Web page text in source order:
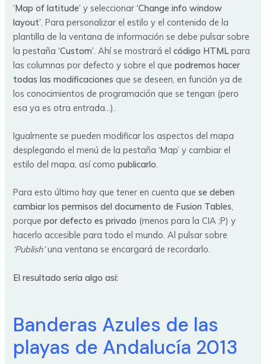
‘Map of latitude’ y seleccionar‘Change info window
layout’ . Para personalizar el estilo y el contenido de la
plantilla de la ventana de información se debe pulsar sobre
la pestaña‘Custom’ . Ahí se mostrará elcódigo HTML para
las columnas por defecto y sobre el que podremos hacer
todas las modificaciones que se deseen, en función ya de
los conocimientos de programación que se tengan (pero
esa ya es otra entrada…).
Igualmente se pueden modificar los aspectos del mapa
desplegando el menú de la pestaña ‘Map’ y cambiar el
estilo del mapa, así comopublicarlo.
Para esto último hay que tener en cuenta quese deben
cambiar los permisos del documento de Fusion Tables,
porquepor defecto es privado (menos para la CIA ;P) y
hacerlo accesible para todo el mundo. Al pulsar sobre
‘Publish’una ventana se encargará de recordarlo.
El resultado sería algo así:
Banderas Azules de las
playas de Andalucía 2013